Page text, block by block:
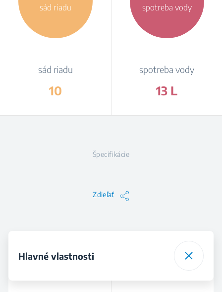
sád riadu
sád riadu
10
spotreba vody
spotreba vody
13 L
Špecifikácie
Zdieľať
Hlavné vlastnosti